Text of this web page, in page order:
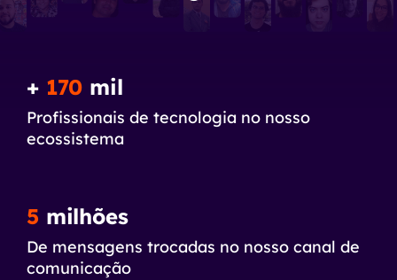
+ 170 mil
Profissionais de tecnologia no nosso
ecossistema
5 milhões
De mensagens trocadas no nosso canal de
comunicação